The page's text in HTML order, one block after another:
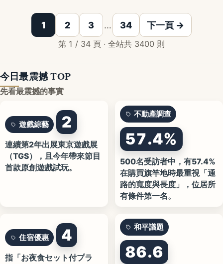
1 2 3 … 34 下一頁 →
第 1 / 34 頁 · 全站共 3400 則
今日最震撼 TOP
先看最震撼的事實
遊戲綜藝 2
連續第2年出展東京遊戲展
（TGS），且今年帶來節目
首款原創遊戲試玩。
不動產調查
57.4%
500名受訪者中，有57.4%
在購買旗竿地時最重視「通
路的寬度與長度」，位居所
有條件第一名。
住宿優惠 4
指「お夜食セット付プラ
和平議題
86.6